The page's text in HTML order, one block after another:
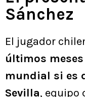
Sánchez
El jugador
últimos
mundial si es
Sevilla, equipo